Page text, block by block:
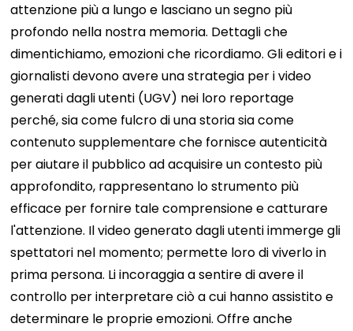
attenzione più a lungo e lasciano un segno più
profondo nella nostra memoria. Dettagli che
dimentichiamo, emozioni che ricordiamo. Gli editori e i
giornalisti devono avere una strategia per i video
generati dagli utenti (UGV) nei loro reportage
perché, sia come fulcro di una storia sia come
contenuto supplementare che fornisce autenticità
per aiutare il pubblico ad acquisire un contesto più
approfondito, rappresentano lo strumento più
efficace per fornire tale comprensione e catturare
l'attenzione. Il video generato dagli utenti immerge gli
spettatori nel momento; permette loro di viverlo in
prima persona. Li incoraggia a sentire di avere il
controllo per interpretare ciò a cui hanno assistito e
determinare le proprie emozioni. Offre anche